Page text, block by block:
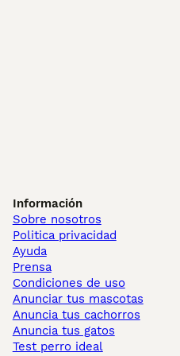
Información
Sobre nosotros
Politica privacidad
Ayuda
Prensa
Condiciones de uso
Anunciar tus mascotas
Anuncia tus cachorros
Anuncia tus gatos
Test perro ideal